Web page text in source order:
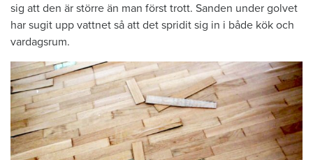
sig att den är större än man först trott. Sanden under golvet
har sugit upp vattnet så att det spridit sig in i både kök och
vardagsrum.